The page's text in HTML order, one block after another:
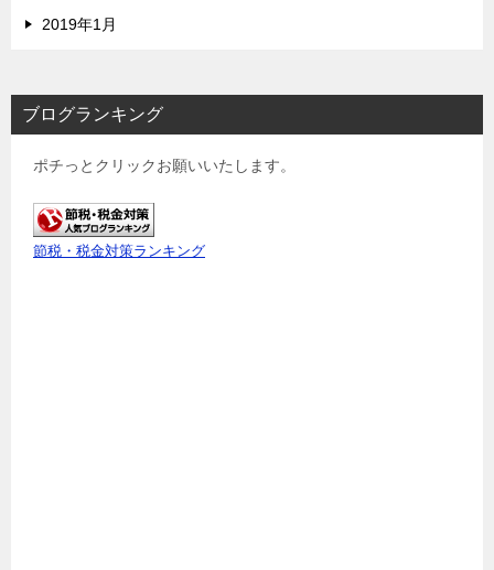
2019年1月
ブログランキング
ポチっとクリックお願いいたします。
節税・税金対策ランキング